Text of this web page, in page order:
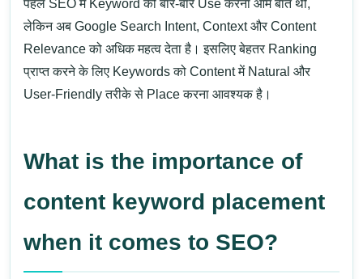
पहले SEO में Keyword को बार-बार Use करना आम बात थी,
लेकिन अब Google Search Intent, Context और Content
Relevance को अधिक महत्व देता है। इसलिए बेहतर Ranking
प्राप्त करने के लिए Keywords को Content में Natural और
User-Friendly तरीके से Place करना आवश्यक है।
What is the importance of
content keyword placement
when it comes to SEO?